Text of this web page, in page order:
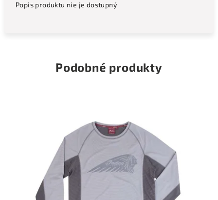
Popis produktu nie je dostupný
Podobné produkty